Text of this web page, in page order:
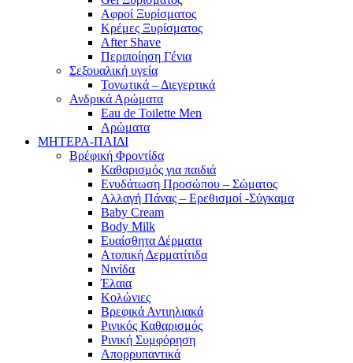
Αφροί Ξυρίσματος
Κρέμες Ξυρίσματος
After Shave
Περιποίηση Γένια
Σεξουαλική υγεία
Τονωτικά – Διεγερτικά
Ανδρικά Αρώματα
Eau de Toilette Men
Αρώματα
ΜΗΤΕΡΑ-ΠΑΙΔΙ
Βρέφική Φροντίδα
Καθαρισμός για παιδιά
Ενυδάτωση Προσώπου – Σώματος
Αλλαγή Πάνας – Ερεθισμοί -Σύγκαμα
Baby Cream
Body Milk
Ευαίσθητα Δέρματα
Ατοπική Δερματίτιδα
Νινίδα
Έλαια
Κολώνιες
Βρεφικά Αντιηλιακά
Ρινικός Καθαρισμός
Ρινική Συμφόρηση
Απορρυπαντικά